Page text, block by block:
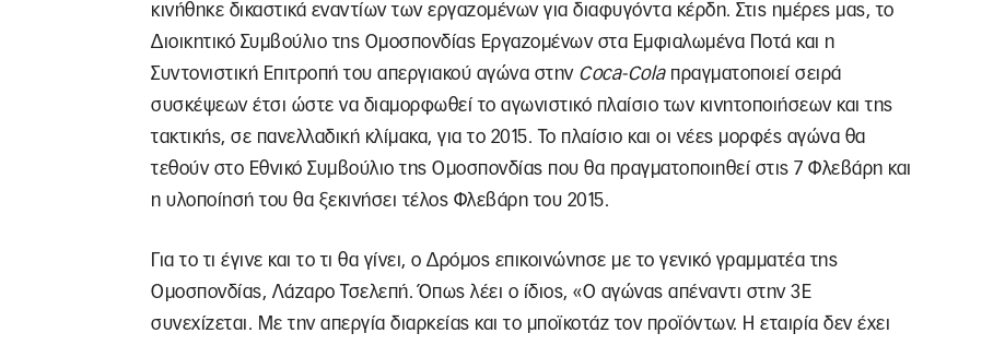
κινήθηκε δικαστικά εναντίων των εργαζομένων για διαφυγόντα κέρδη. Στις ημέρες μας, το
Διοικητικό Συμβούλιο της Ομοσπονδίας Εργαζομένων στα Εμφιαλωμένα Ποτά και η
Συντονιστική Επιτροπή του απεργιακού αγώνα στην Coca-Colaπραγματοποιεί σειρά
συσκέψεων έτσι ώστε να διαμορφωθεί το αγωνιστικό πλαίσιο των κινητοποιήσεων και της
τακτικής, σε πανελλαδική κλίμακα, για το 2015. Το πλαίσιο και οι νέες μορφές αγώνα θα
τεθούν στο Εθνικό Συμβούλιο της Ομοσπονδίας που θα πραγματοποιηθεί στις 7 Φλεβάρη και
η υλοποίησή του θα ξεκινήσει τέλος Φλεβάρη του 2015.
Για το τι έγινε και το τι θα γίνει, ο Δρόμος επικοινώνησε με το γενικό γραμματέα της
Ομοσπονδίας, Λάζαρο Τσελεπή. Όπως λέει ο ίδιος, «Ο αγώνας απέναντι στην 3Ε
συνεχίζεται. Με την απεργία διαρκείας και το μποϊκοτάζ τον προϊόντων. Η εταιρία δεν έχει